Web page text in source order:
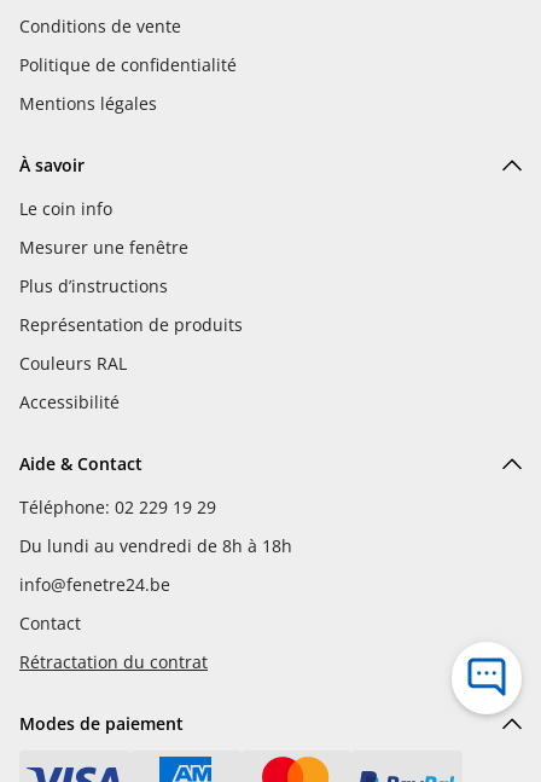
Conditions de vente
Politique de confidentialité
Mentions légales
À savoir
Le coin info
Mesurer une fenêtre
Plus d’instructions
Représentation de produits
Couleurs RAL
Accessibilité
Aide & Contact
Téléphone: 02 229 19 29
Du lundi au vendredi de 8h à 18h
info@fenetre24.be
Contact
Rétractation du contrat
Modes de paiement